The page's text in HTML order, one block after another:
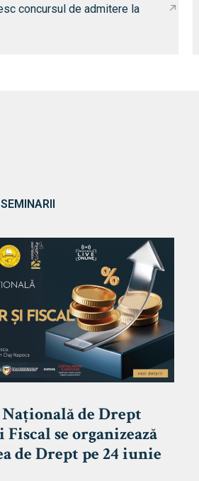
concursul de admitere la
de Drept
se organizează
de Drept pe 24 iunie